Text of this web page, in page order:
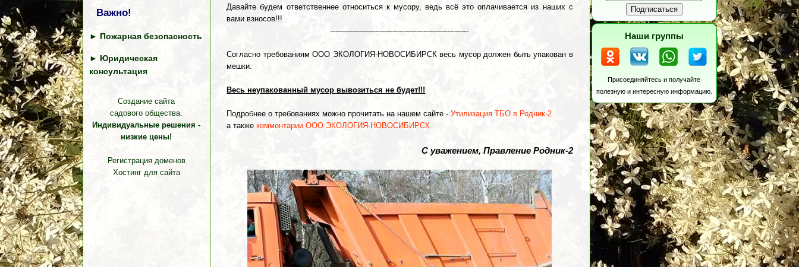
Важно!
► Пожарная безопасность
► Юридическая
консультация
Создание сайта
садового общества.
Индивидуальные решения -
низкие цены!
Регистрация доменов
Хостинг для сайта
Давайте будем ответственнее относиться к мусору, ведь всё это оплачивается из наших с
вами взносов!!!
----------------------------------------------------------
Согласно требованиям ООО ЭКОЛОГИЯ-НОВОСИБИРСК весь мусор должен быть упакован в
мешки.
Весь неупакованный мусор вывозиться не будет!!!
Подробнее о требованиях можно прочитать на нашем сайте -Утилизация ТБО в Родник-2
а такжекомментарии ООО ЭКОЛОГИЯ-НОВОСИБИРСК
С уважением, Правление Родник-2
Наши группы
Присоединяйтесь и получайте
полезную и интересную информацию.